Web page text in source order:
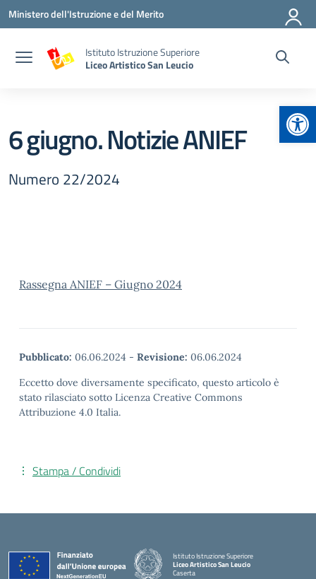
Vai ai contenuti
Vai al menu di navigazione
Vai al footer
Ministero dell'Istruzione e del Merito
Istituto Istruzione Superiore
Liceo Artistico San Leucio
6 giugno. Notizie ANIEF
Numero 22/2024
Rassegna ANIEF – Giugno 2024
Pubblicato: 06.06.2024 - Revisione: 06.06.2024
Eccetto dove diversamente specificato, questo articolo è
stato rilasciato sotto Licenza Creative Commons
Attribuzione 4.0 Italia.
Stampa / Condividi
Istituto Istruzione Superiore
Liceo Artistico San Leucio
Caserta